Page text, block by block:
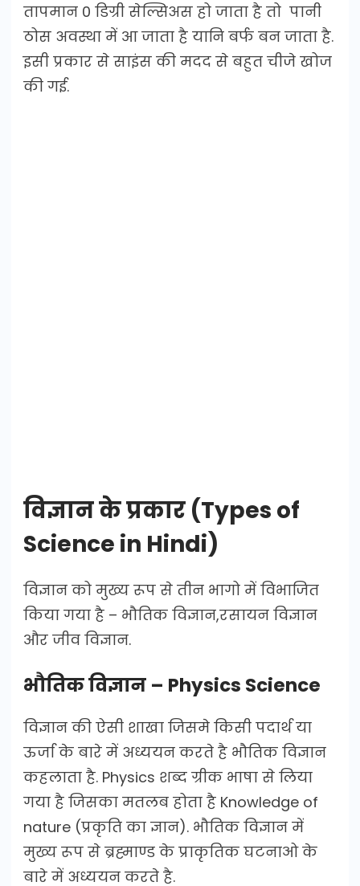
तापमान 0 डिग्री सेल्सिअस हो जाता है तो पानी
ठोस अवस्था में आ जाता है यानि बर्फ बन जाता है.
इसी प्रकार से साइंस की मदद से बहुत चीजे खोज
की गई.
विज्ञान के प्रकार (Types of
Science in Hindi)
विज्ञान को मुख्य रूप से तीन भागो में विभाजित
किया गया है – भौतिक विज्ञान,रसायन विज्ञान
और जीव विज्ञान.
भौतिक विज्ञान – Physics Science
विज्ञान की ऐसी शाखा जिसमे किसी पदार्थ या
ऊर्जा के बारे में अध्ययन करते है भौतिक विज्ञान
कहलाता है. Physics शब्द ग्रीक भाषा से लिया
गया है जिसका मतलब होता है Knowledge of
nature (प्रकृति का ज्ञान). भौतिक विज्ञान में
मुख्य रूप से ब्रह्माण्ड के प्राकृतिक घटनाओ के
बारे में अध्ययन करते है.